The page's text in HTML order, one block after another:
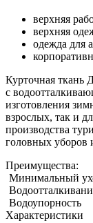
верхняя
верхняя
одежда для
Курточная
с
изготовления
взрослых, так и
производства
головных уборов
Преимущества:
Минимальный
Водоупорность
Характеристики